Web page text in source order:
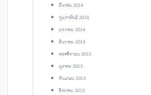
มีนาคม 2014
กุมภาพันธ์ 2014
มกราคม 2014
ธันวาคม 2013
พฤศจิกายน 2013
ตุลาคม 2013
กันยายน 2013
สิงหาคม 2013